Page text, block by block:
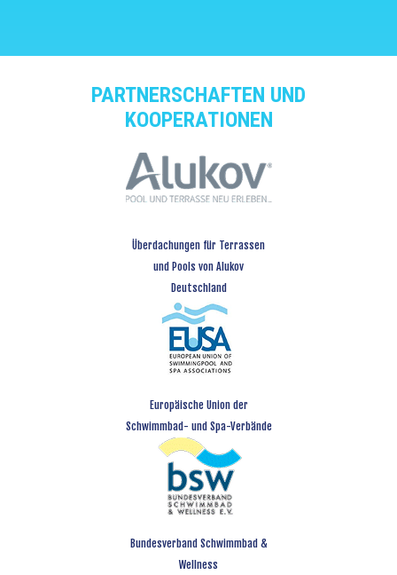
PARTNERSCHAFTEN UND
KOOPERATIONEN
Überdachungen für Terrassen
und Pools von Alukov
Deutschland
Europäische Union der
Schwimmbad- und Spa-Verbände
Bundesverband Schwimmbad &
Wellness